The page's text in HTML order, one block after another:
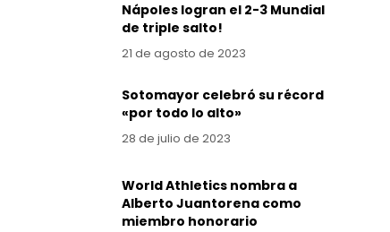
Nápoles logran el 2-3 Mundial
de triple salto!
21 de agosto de 2023
Sotomayor celebró su récord
«por todo lo alto»
28 de julio de 2023
World Athletics nombra a
Alberto Juantorena como
miembro honorario